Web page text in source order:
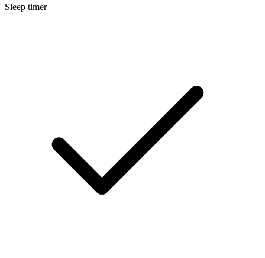
Sleep timer